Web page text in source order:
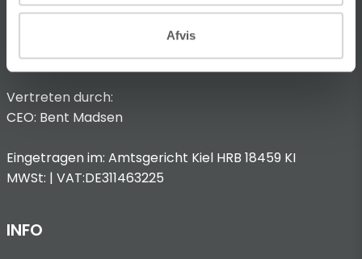
Afvis
@:dach@folsgaard.com
Vertreten durch:
CEO: Bent Madsen
Eingetragen im: Amtsgericht Kiel HRB 18459 KI
MWSt: | VAT:DE311463225
INFO